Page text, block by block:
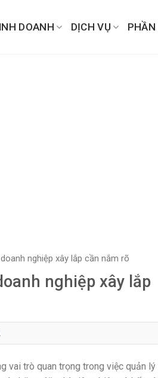
DOANH DỊCH VỤ PHẦN
nghiệp xây lắp cần nắm rõ
nghiệp xây lắp
vai trò quan trọng trong việc quản lý